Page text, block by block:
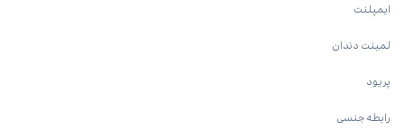
ایمپلنت
لمینت دندان
پریود
رابطه جنسی